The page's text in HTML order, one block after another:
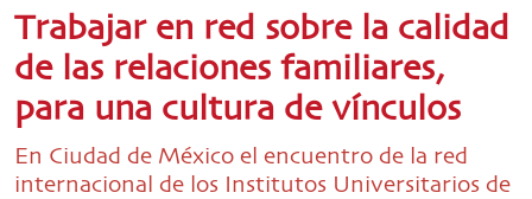
Trabajar en red sobre la calidad
de las relaciones familiares,
para una cultura de vínculos
En Ciudad de México el encuentro de la red
internacional de los Institutos Universitarios de